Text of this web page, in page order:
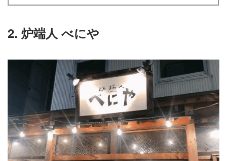
2. 炉端人 べにや